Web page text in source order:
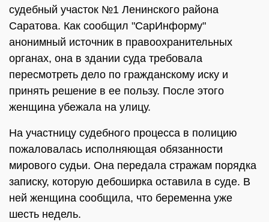
судебный участок №1 Ленинского района
Саратова. Как сообщил "СарИнформу"
анонимный источник в правоохранительных
органах, она в здании суда требовала
пересмотреть дело по гражданскому иску и
принять решение в ее пользу. После этого
женщина убежала на улицу.
На участницу судебного процесса в полицию
пожаловалась исполняющая обязанности
мирового судьи. Она передала стражам порядка
записку, которую дебоширка оставила в суде. В
ней женщина сообщила, что беременна уже
шесть недель.